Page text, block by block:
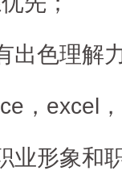
色理解
excel，
形象和